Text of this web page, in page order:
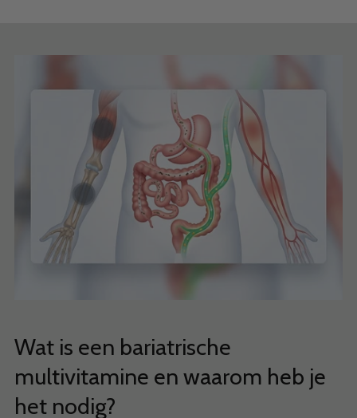
Wat is een bariatrische
multivitamine en waarom heb je
het nodig?